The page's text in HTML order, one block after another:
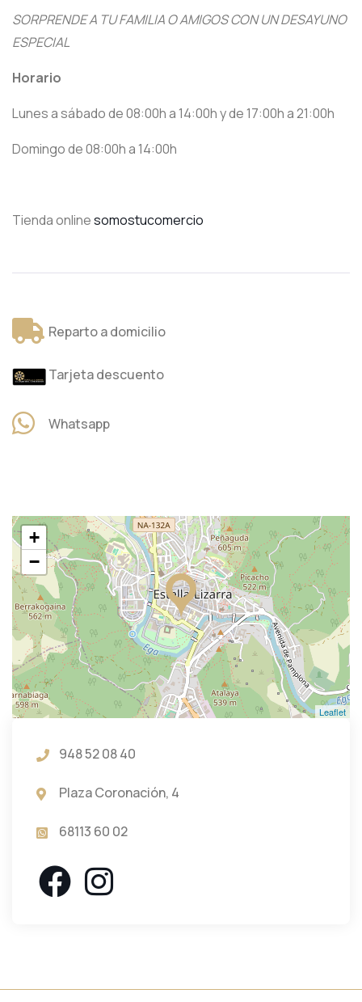
SORPRENDE A TU FAMILIA O AMIGOS CON UN DESAYUNO
ESPECIAL
Horario
Lunes a sábado de 08:00h a 14:00h y de 17:00h a 21:00h
Domingo de 08:00h a 14:00h
Tienda onlinesomostucomercio
Reparto a domicilio
Tarjeta descuento
Whatsapp
+
−
Leaflet
948 52 08 40
Plaza Coronación, 4
68113 60 02